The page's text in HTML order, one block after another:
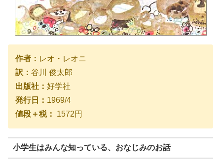
作者： レオ・レオニ
訳： 谷川 俊太郎
出版社： 好学社
発行日： 1969/4
値段＋税：
1572円
小学生はみんな知っている、おなじみのお話